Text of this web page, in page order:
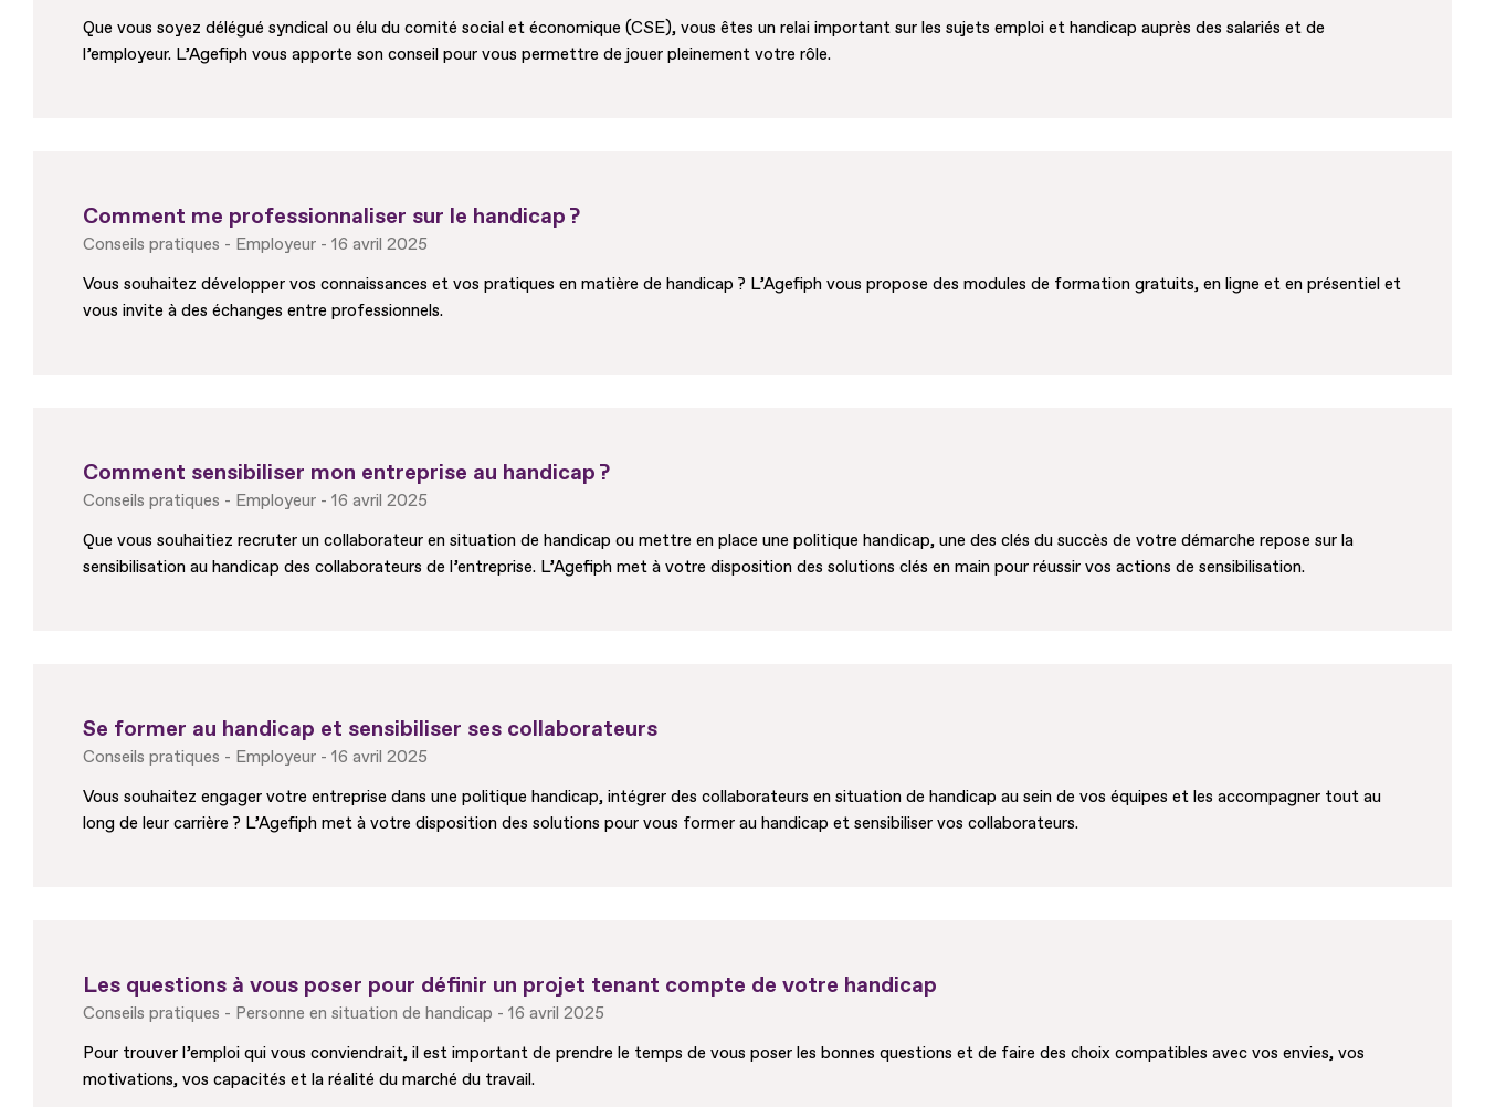
Que vous soyez délégué syndical ou élu du comité social et économique (CSE), vous êtes un relai important sur les sujets emploi et handicap auprès des salariés et de
l’employeur. L’Agefiph vous apporte son conseil pour vous permettre de jouer pleinement votre rôle.
Comment me professionnaliser sur le handicap ?
Conseils pratiques Employeur
16 avril 2025
Vous souhaitez développer vos connaissances et vos pratiques en matière de handicap ? L’Agefiph vous propose des modules de formation gratuits, en ligne et en présentiel et
vous invite à des échanges entre professionnels.
Comment sensibiliser mon entreprise au handicap ?
Conseils pratiques Employeur
16 avril 2025
Que vous souhaitiez recruter un collaborateur en situation de handicap ou mettre en place une politique handicap, une des clés du succès de votre démarche repose sur la
sensibilisation au handicap des collaborateurs de l’entreprise. L’Agefiph met à votre disposition des solutions clés en main pour réussir vos actions de sensibilisation.
Se former au handicap et sensibiliser ses collaborateurs
Conseils pratiques Employeur
16 avril 2025
Vous souhaitez engager votre entreprise dans une politique handicap, intégrer des collaborateurs en situation de handicap au sein de vos équipes et les accompagner tout au
long de leur carrière ? L’Agefiph met à votre disposition des solutions pour vous former au handicap et sensibiliser vos collaborateurs.
Les questions à vous poser pour définir un projet tenant compte de votre handicap
Conseils pratiques Personne en situation de handicap
16 avril 2025
Pour trouver l’emploi qui vous conviendrait, il est important de prendre le temps de vous poser les bonnes questions et de faire des choix compatibles avec vos envies, vos
motivations, vos capacités et la réalité du marché du travail.